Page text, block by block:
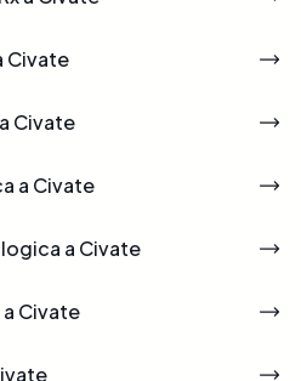
Civate
Civate
a Civate
a Civate
Civate